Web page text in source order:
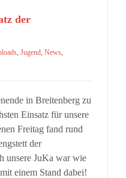
der
Jugend News
in Breitenberg zu
Einsatz für unsere
Freitag fand rund
der
unsere JuKa war wie
einem Stand dabei!